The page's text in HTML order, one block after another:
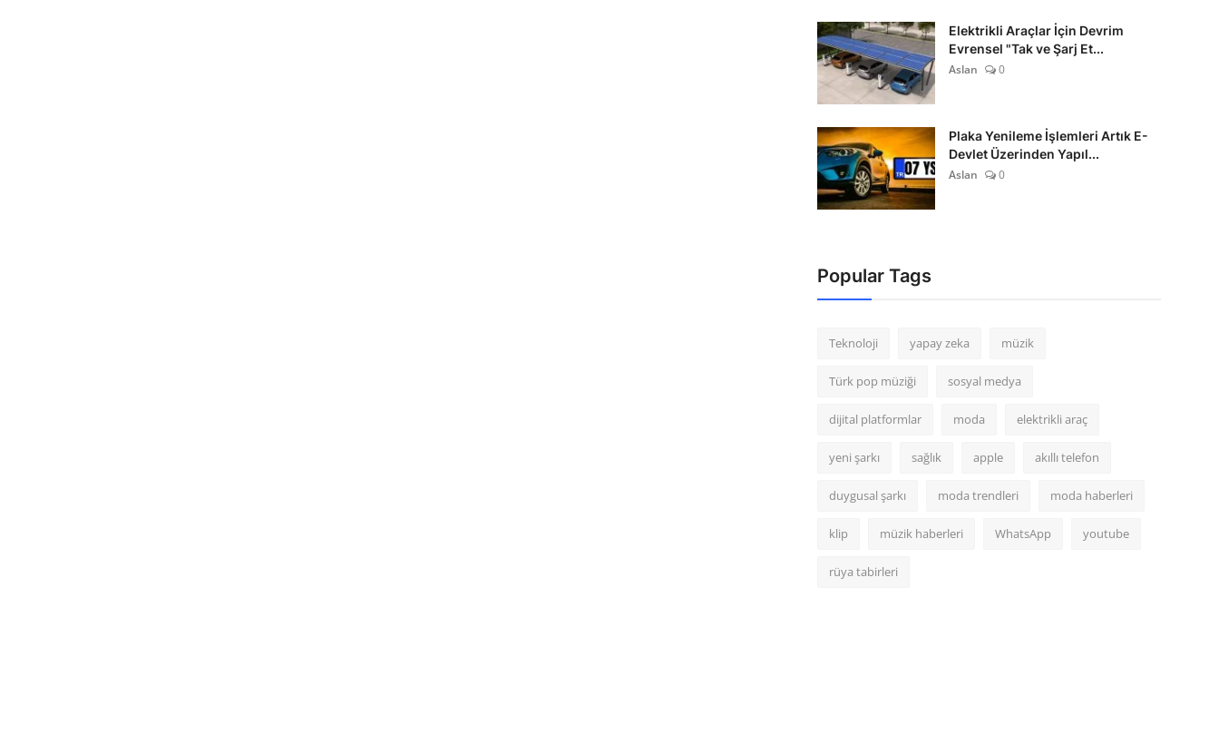
Elektrikli Araçlar İçin Devrim
Evrensel "Tak ve Şarj Et...
Aslan
0
Plaka Yenileme İşlemleri Artık E-
Devlet Üzerinden Yapıl...
Aslan
0
Popular Tags
Teknoloji yapay zeka müzik
Türk pop müziği sosyal medya
dijital platformlar moda elektrikli araç
yeni şarkı sağlık apple akıllı telefon
duygusal şarkı moda trendleri moda haberleri
klip müzik haberleri WhatsApp youtube
rüya tabirleri